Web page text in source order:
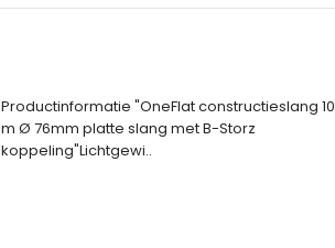
Productinformatie "OneFlat constructieslang 10
m Ø 76mm platte slang met B-Storz
koppeling"Lichtgewi..